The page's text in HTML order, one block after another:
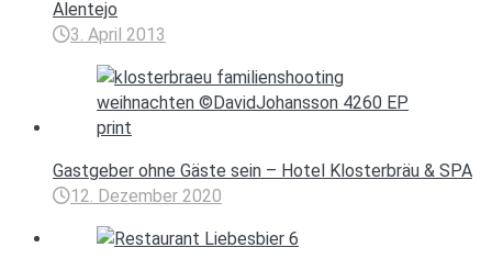
Alentejo
3. April 2013
Gastgeber ohne Gäste sein – Hotel Klosterbräu & SPA
12. Dezember 2020